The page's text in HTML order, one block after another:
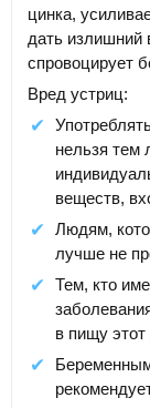
цинка,
дать
спровоцирует
Вред устриц:
нельзя тем
веществ,
Людям,
лучше не
Тем, кто
в пищу этот